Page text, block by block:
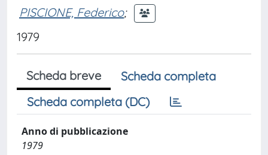
PISCIONE, Federico;
1979
Scheda breve
Scheda completa
Scheda completa (DC)
Anno di pubblicazione
1979